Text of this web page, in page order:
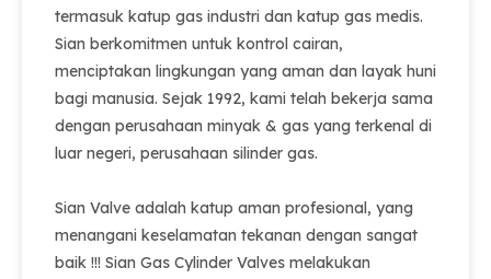
termasuk katup gas industri dan katup gas medis.
Sian berkomitmen untuk kontrol cairan,
menciptakan lingkungan yang aman dan layak huni
bagi manusia. Sejak 1992, kami telah bekerja sama
dengan perusahaan minyak & gas yang terkenal di
luar negeri, perusahaan silinder gas.
Sian Valve adalah katup aman profesional, yang
menangani keselamatan tekanan dengan sangat
baik !!! Sian Gas Cylinder Valves melakukan